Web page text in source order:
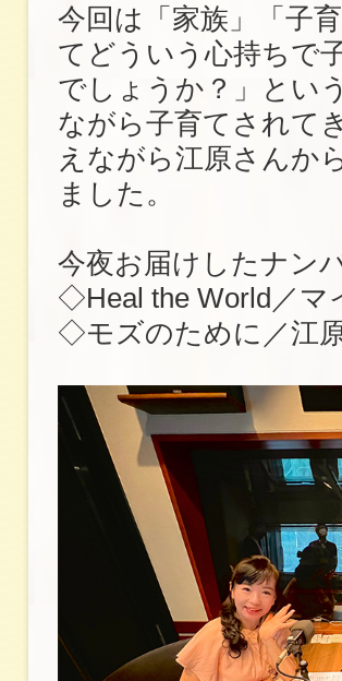
今回は「家族」「子
てどういう心持ちで
でしょうか？」とい
ながら子育てされて
えながら江原さんか
ました。
今夜お届けしたナン
◇Heal the World／マ
◇モズのために／江